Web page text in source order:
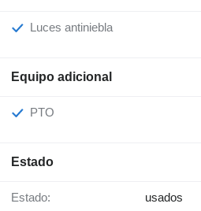
Luces antiniebla
Equipo adicional
PTO
Estado
Estado: usados